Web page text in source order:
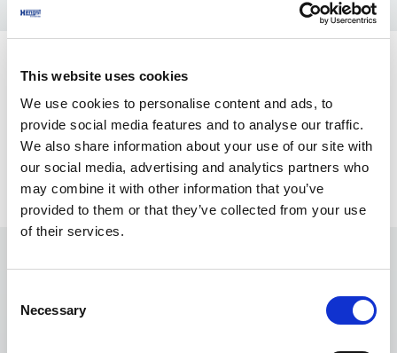
This website uses cookies
We use cookies to personalise content and ads, to
provide social media features and to analyse our traffic.
We also share information about your use of our site with
our social media, advertising and analytics partners who
may combine it with other information that you’ve
provided to them or that they’ve collected from your use
of their services.
Selection
Necessary
Dados técnicos
Pode encontrar os dados técnicos de todas as
variantes no nosso catálogo digital.
Descarregar o catálogo agora
Contactar-nos
Ainda tem dúvidas? Teremos todo o gosto em